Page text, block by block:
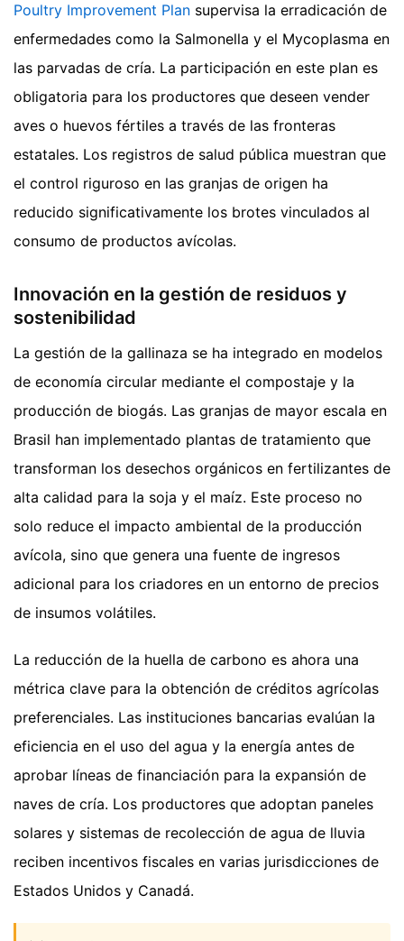
Poultry Improvement Plan supervisa la erradicación de
enfermedades como la Salmonella y el Mycoplasma en
las parvadas de cría. La participación en este plan es
obligatoria para los productores que deseen vender
aves o huevos fértiles a través de las fronteras
estatales. Los registros de salud pública muestran que
el control riguroso en las granjas de origen ha
reducido significativamente los brotes vinculados al
consumo de productos avícolas.
Innovación en la gestión de residuos y
sostenibilidad
La gestión de la gallinaza se ha integrado en modelos
de economía circular mediante el compostaje y la
producción de biogás. Las granjas de mayor escala en
Brasil han implementado plantas de tratamiento que
transforman los desechos orgánicos en fertilizantes de
alta calidad para la soja y el maíz. Este proceso no
solo reduce el impacto ambiental de la producción
avícola, sino que genera una fuente de ingresos
adicional para los criadores en un entorno de precios
de insumos volátiles.
La reducción de la huella de carbono es ahora una
métrica clave para la obtención de créditos agrícolas
preferenciales. Las instituciones bancarias evalúan la
eficiencia en el uso del agua y la energía antes de
aprobar líneas de financiación para la expansión de
naves de cría. Los productores que adoptan paneles
solares y sistemas de recolección de agua de lluvia
reciben incentivos fiscales en varias jurisdicciones de
Estados Unidos y Canadá.